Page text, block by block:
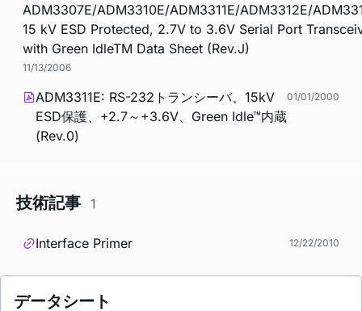
ADM3307E/ADM3310E/ADM3311E/ADM3312E/
15 kV ESD Protected, 2.7V to 3.6V Serial Port
with Green IdleTM Data Sheet (Rev.J)
11/13/2006
ADM3311E: RS-232トランシーバ、15kV
ESD保護、+2.7～+3.6V、Green Idle™内蔵
(Rev.0)
01/01/2000
技術記事 1
Interface Primer 12/22/2010
データシート